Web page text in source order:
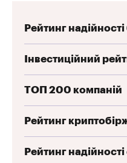
Рейтинг
Інвестиційний
ТОП 200 компаній
Рейтинг
Рейтинг